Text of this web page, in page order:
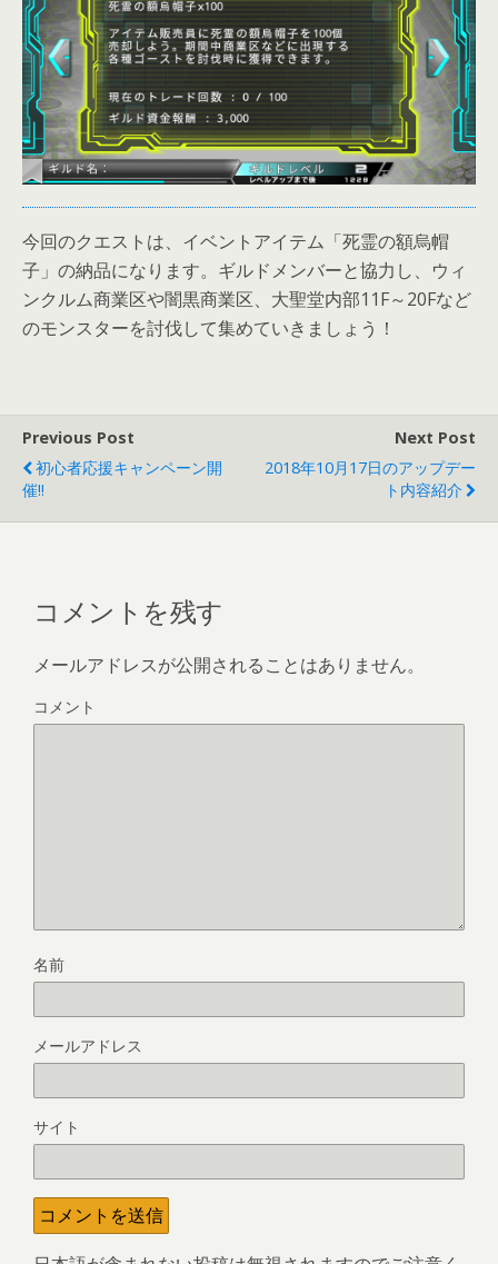
今回のクエストは、イベントアイテム「死霊の額烏帽
子」の納品になります。ギルドメンバーと協力し、ウィ
ンクルム商業区や闇黒商業区、大聖堂内部11F～20Fなど
のモンスターを討伐して集めていきましょう！
Previous Post
初心者応援キャンペーン開
催!!
Next Post
2018年10月17日のアップデー
ト内容紹介
コメントを残す
メールアドレスが公開されることはありません。
コメント
名前
メールアドレス
サイト